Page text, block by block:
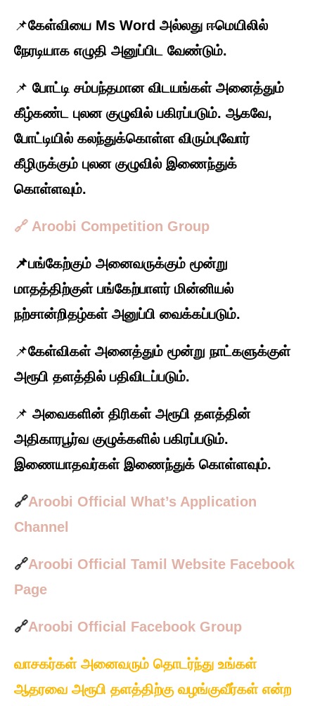
📌கேள்வியை Ms Word அல்லது ஈமெயிலில்
நேரடியாக எழுதி அனுப்பிட வேண்டும்.
📌 போட்டி சம்பந்தமான விடயங்கள் அனைத்தும்
கீழ்கண்ட புலன குழுவில் பகிரப்படும். ஆகவே,
போட்டியில் கலந்துக்கொள்ள விரும்புவோர்
கீழிருக்கும் புலன குழுவில் இணைந்துக்
கொள்ளவும்.
🔗 Aroobi Competition Group
📌பங்கேற்கும் அனைவருக்கும் மூன்று
மாதத்திற்குள் பங்கேற்பாளர் மின்னியல்
நற்சான்றிதழ்கள் அனுப்பி வைக்கப்படும்.
📌கேள்விகள் அனைத்தும் மூன்று நாட்களுக்குள்
அரூபி தளத்தில் பதிவிடப்படும்.
📌 அவைகளின் திரிகள் அரூபி தளத்தின்
அதிகாரபூர்வ குழுக்களில் பகிரப்படும்.
இணையாதவர்கள் இணைந்துக் கொள்ளவும்.
🔗Aroobi Official What’s Application
Channel
🔗Aroobi Official Tamil Website Facebook
Page
🔗Aroobi Official Facebook Group
வாசகர்கள் அனைவரும் தொடர்ந்து உங்கள்
ஆதரவை அரூபி தளத்திற்கு வழங்குவீர்கள் என்ற